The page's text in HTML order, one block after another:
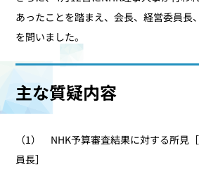
あったことを踏まえ、会長、経営委員長
を問いました。
主な質疑内容
（1） NHK予算審査結果に対する所見
員長］